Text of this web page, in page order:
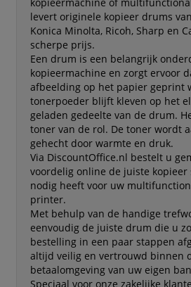
levert originele kopieer drums
Konica Minolta, Ricoh, Sharp en
scherpe prijs.
Een drum is een belangrijk
kopieermachine en zorgt ervoor
afbeelding op het papier geprint
tonerpoeder blijft kleven op het
geladen gedeelte van de drum.
toner van de rol. De toner wordt
gehecht door warmte en druk.
Via DiscountOffice.nl bestelt u
voordelig online de juiste
nodig heeft voor uw
printer.
Met behulp van de handige
eenvoudig de juiste drum die u
bestelling in een paar stappen
altijd veilig en vertrouwd binnen
betaalomgeving van uw eigen
Speciaal voor onze zakelijke